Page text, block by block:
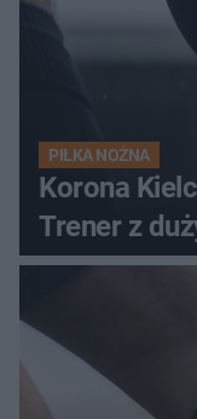
PIŁKA NOŻNA
Korona
Trener z